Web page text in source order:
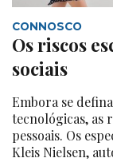
CONNOSCO
Os riscos
sociais
Embora se
tecnológicas, as
pessoais. Os
Kleis Nielsen,